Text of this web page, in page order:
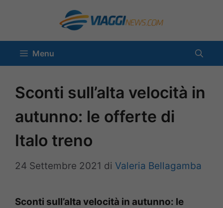
contenuto
Menu
Sconti sull’alta velocità in
autunno: le offerte di
Italo treno
24 Settembre 2021 di Valeria Bellagamba
Sconti sull’alta velocità in autunno: le